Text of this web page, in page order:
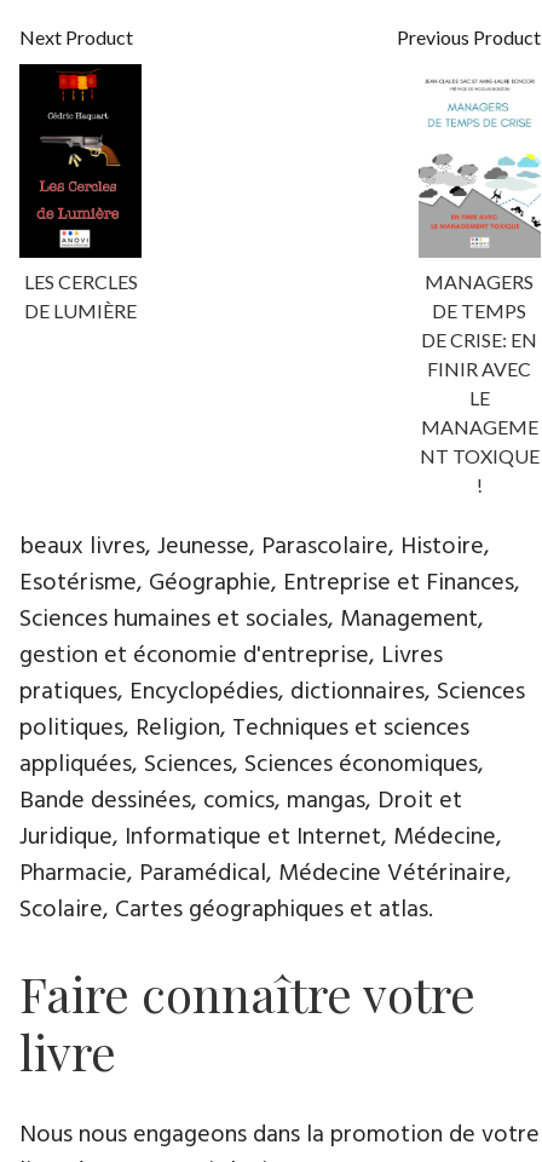
Next Product
LES CERCLES
DE LUMIÈRE
Previous Product
MANAGERS
DE TEMPS
DE CRISE: EN
FINIR AVEC
LE
MANAGEME
NT TOXIQUE
!
beaux livres, Jeunesse, Parascolaire, Histoire,
Esotérisme, Géographie, Entreprise et Finances,
Sciences humaines et sociales, Management,
gestion et économie d'entreprise, Livres
pratiques, Encyclopédies, dictionnaires, Sciences
politiques, Religion, Techniques et sciences
appliquées, Sciences, Sciences économiques,
Bande dessinées, comics, mangas, Droit et
Juridique, Informatique et Internet, Médecine,
Pharmacie, Paramédical, Médecine Vétérinaire,
Scolaire, Cartes géographiques et atlas.
Faire connaître votre
livre
Nous nous engageons dans la promotion de votre